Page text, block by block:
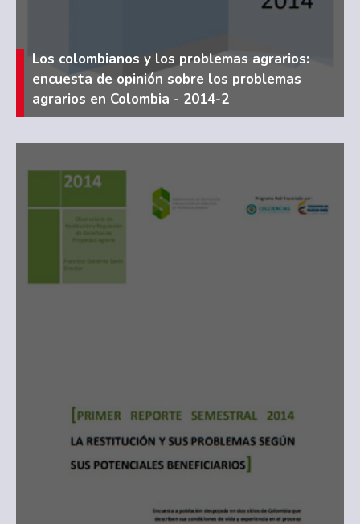
Los colombianos y los problemas agrarios:
encuesta de opinión sobre los problemas
agrarios en Colombia - 2014-2